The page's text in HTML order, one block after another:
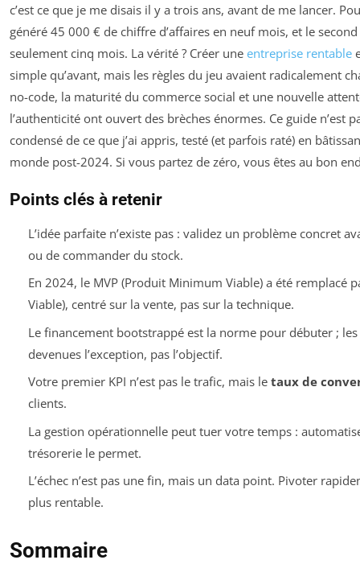
c’est ce que je me disais il y a trois ans, avant de me lancer.
généré 45 000 € de chiffre d’affaires en neuf mois, et le
seulement cinq mois. La vérité ? Créer une entreprise rentable
simple qu’avant, mais les règles du jeu avaient radicalement
no-code, la maturité du commerce social et une nouvelle
l’authenticité ont ouvert des brèches énormes. Ce guide n’est
condensé de ce que j’ai appris, testé (et parfois raté) en
monde post-2024. Si vous partez de zéro, vous êtes au bon
Points clés à retenir
L’idée parfaite n’existe pas : validez un problème concret
ou de commander du stock.
En 2024, le MVP (Produit Minimum Viable) a été remplacé
Viable), centré sur la vente, pas sur la technique.
Le financement bootstrappé est la norme pour débuter ;
devenues l’exception, pas l’objectif.
Votre premier KPI n’est pas le trafic, mais le taux de
clients.
La gestion opérationnelle peut tuer votre temps :
trésorerie le permet.
L’échec n’est pas une fin, mais un data point. Pivoter
plus rentable.
Sommaire